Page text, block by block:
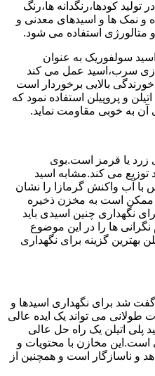
کودها،رنگدانه ها،رنگ
و نمک ها و اسیدهای معدنی و
متالورژی استفاده می شود.
سولفوریک به عنوان
سرب،اسید عمل می کند
بالایی برخوردار است
و پروپیلن استفاده نمود که
آن به خوبی مقاومت نماید.
زرد یا قرمز است.بوی
توزیع می کند.مشابه اسید
با آب واکنش گرمازا را نشان
است به مخزن ذخیره
نگهداری چنین اسیدی باید
ها را در این موضوع
بهترین گزینه برای نگهداری
شد برای نگهداری اسیدها و
می تواند یک ایده عالی
اتیلن یک راه حل عالی
است.این مخازن با محتویات و
و ناسازگار است و همچنین از